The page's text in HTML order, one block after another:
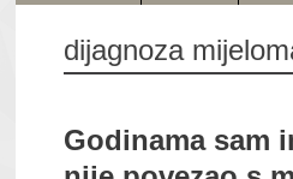
dijagnoza
Godinama sam